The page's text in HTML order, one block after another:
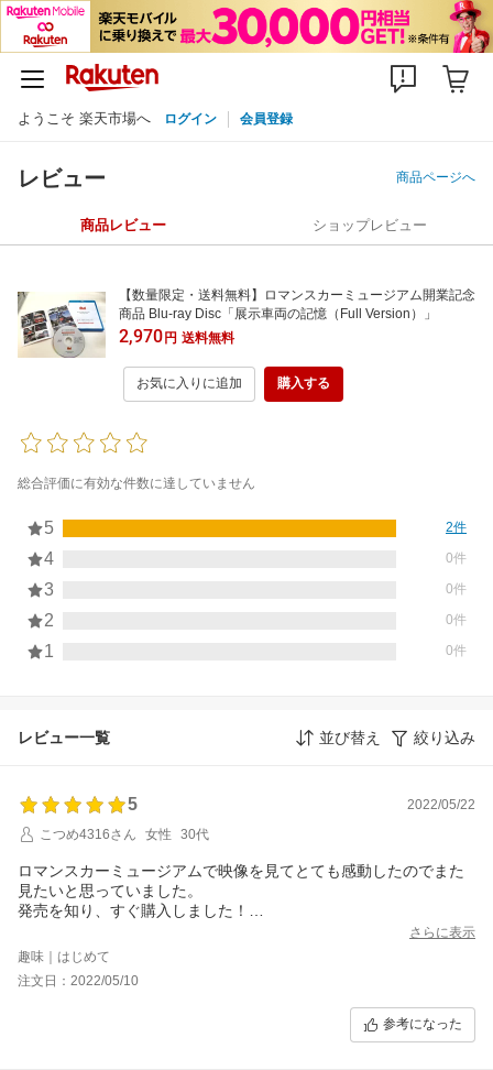
ようこそ 楽天市場へ ログイン 会員登録
レビュー 商品ページへ
商品レビュー ショップレビュー
【数量限定・送料無料】ロマンスカーミュージアム開業記念
商品 Blu-ray Disc「展示車両の記憶（Full Version）」
2,970円 送料無料
お気に入りに追加 購入する
総合評価に有効な件数に達していません
5 2件
4 0件
3 0件
2 0件
1 0件
レビュー一覧 並び替え 絞り込み
5
2022/05/22
こつめ4316さん
女性 30代
ロマンスカーミュージアムで映像を見てとても感動したのでまた
見たいと思っていました。
発売を知り、すぐ購入しました！
内容はミュージアムで見たものよりパワーアップしており、かな
り見応えのある内容になっています。
ミュージアムが出来るまでの過程で小田急の皆さんの愛を感じま
す。
さらに表示
趣味｜はじめて
注文日：2022/05/10
参考になった